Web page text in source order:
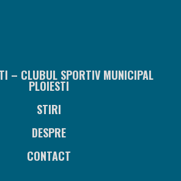
– CLUBUL SPORTIV MUNICIPAL
PLOIESTI
STIRI
DESPRE
CONTACT